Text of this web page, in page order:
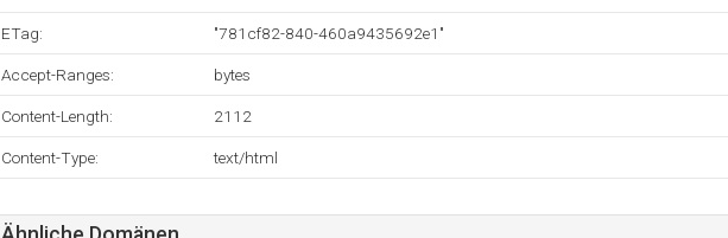
ETag: "781cf82-840-460a9435692e1"
Accept-Ranges: bytes
Content-Length: 2112
Content-Type: text/html